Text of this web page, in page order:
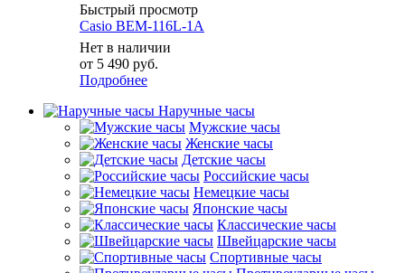
Быстрый просмотр
Casio BEM-116L-1A
Нет в наличии
от 5 490 руб.
Подробнее
Наручные часы
Мужские часы
Женские часы
Детские часы
Российские часы
Немецкие часы
Японские часы
Классические часы
Швейцарские часы
Спортивные часы